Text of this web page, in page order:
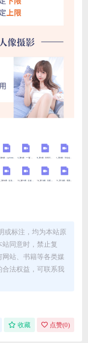
或标注，均为本站原
同意时，禁止复
站、书籍等各类媒
法权益，可联系我
收藏 点赞(0)